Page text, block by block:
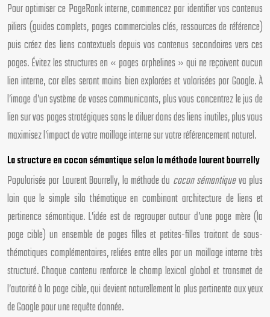
Pour optimiser ce PageRank interne, commencez par identifier vos contenus
piliers (guides complets, pages commerciales clés, ressources de référence)
puis créez des liens contextuels depuis vos contenus secondaires vers ces
pages. Évitez les structures en « pages orphelines » qui ne reçoivent aucun
lien interne, car elles seront moins bien explorées et valorisées par Google. À
l’image d’un système de vases communicants, plus vous concentrez le jus de
lien sur vos pages stratégiques sans le diluer dans des liens inutiles, plus vous
maximisez l’impact de votre maillage interne sur votre référencement naturel.
La structure en cocon sémantique selon la méthode laurent bourrelly
Popularisée par Laurent Bourrelly, la méthode du cocon sémantiqueva plus
loin que le simple silo thématique en combinant architecture de liens et
pertinence sémantique. L’idée est de regrouper autour d’une page mère (la
page cible) un ensemble de pages filles et petites-filles traitant de sous-
thématiques complémentaires, reliées entre elles par un maillage interne très
structuré. Chaque contenu renforce le champ lexical global et transmet de
l’autorité à la page cible, qui devient naturellement la plus pertinente aux yeux
de Google pour une requête donnée.